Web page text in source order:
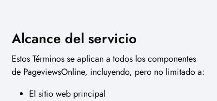
Alcance del servicio
Estos Términos se aplican a todos los componentes
de PageviewsOnline, incluyendo, pero no limitado a:
El sitio web principal